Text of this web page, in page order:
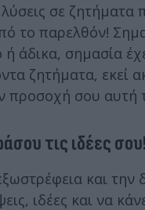
σε ζητήματα
το παρελθόν!
ή άδικα, σημασία
ζητήματα, εκεί
προσοχή σου αυτή
τις ιδέες σου!
και την
ιδέες και να